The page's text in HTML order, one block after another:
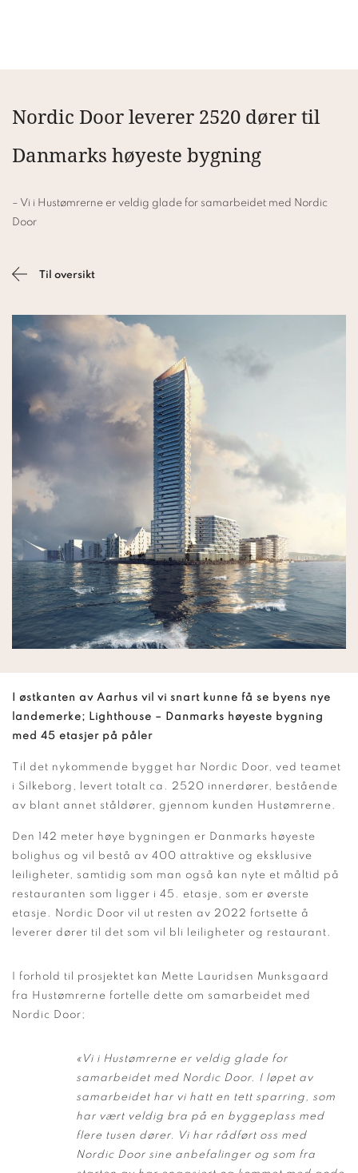
Nordic Door leverer 2520 dører til
Danmarks høyeste bygning
– Vi i Hustømrerne er veldig glade for samarbeidet med Nordic
Door
Til oversikt
I østkanten av Aarhus vil vi snart kunne få se byens nye
landemerke; Lighthouse – Danmarks høyeste bygning
med 45 etasjer på påler
Til det nykommende bygget har Nordic Door, ved teamet
i Silkeborg, levert totalt ca. 2520 innerdører, bestående
av blant annet ståldører, gjennom kunden Hustømrerne.
Den 142 meter høye bygningen er Danmarks høyeste
bolighus og vil bestå av 400 attraktive og eksklusive
leiligheter, samtidig som man også kan nyte et måltid på
restauranten som ligger i 45. etasje, som er øverste
etasje. Nordic Door vil ut resten av 2022 fortsette å
leverer dører til det som vil bli leiligheter og restaurant.
I forhold til prosjektet kan Mette Lauridsen Munksgaard
fra Hustømrerne fortelle dette om samarbeidet med
Nordic Door;
«Vi i Hustømrerne er veldig glade for
samarbeidet med Nordic Door. I løpet av
samarbeidet har vi hatt en tett sparring, som
har vært veldig bra på en byggeplass med
flere tusen dører. Vi har rådført oss med
Nordic Door sine anbefalinger og som fra